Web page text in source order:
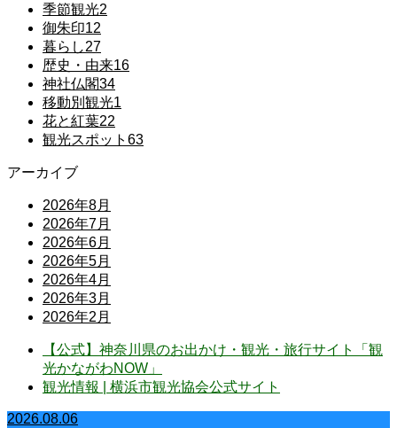
季節観光2
御朱印12
暮らし27
歴史・由来16
神社仏閣34
移動別観光1
花と紅葉22
観光スポット 63
アーカイブ
2026年8月
2026年7月
2026年6月
2026年5月
2026年4月
2026年3月
2026年2月
【公式】神奈川県のお出かけ・観光・旅行サイト「観
光かながわNOW」
観光情報 | 横浜市観光協会公式サイト
2026.08.06